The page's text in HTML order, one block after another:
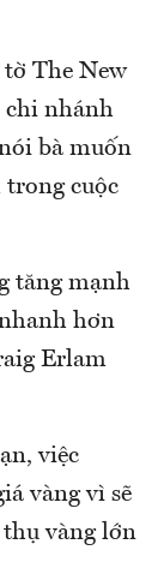
The New
chi nhánh
bà muốn
trong cuộc
tăng mạnh
hơn
Erlam
việc
vàng vì sẽ
thụ vàng lớn